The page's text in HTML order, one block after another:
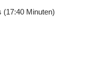
(17:40 Minuten)